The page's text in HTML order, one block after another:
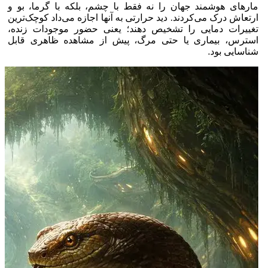
مار‌های هوشمند جهان را نه فقط با چشم، بلکه با گرما، بو و
ارتعاش درک می‌کردند. دید حرارتی به آنها اجازه می‌داد کوچک‌ترین
تغییرات دمایی را تشخیص دهند؛ یعنی حضور موجودات زنده،
استرس، بیماری یا حتی مرگ، پیش از مشاهده ظاهری قابل
شناسایی بود.